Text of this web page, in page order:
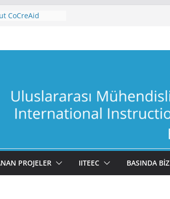
CoCreAid
vermeye
CoCreAid
PROJELER IITEEC BASINDA BİZ